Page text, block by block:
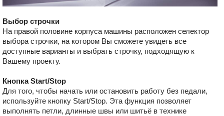
Выбор строчки
На правой половине корпуса машины расположен селектор
выбора строчки, на котором Вы сможете увидеть все
доступные варианты и выбрать строчку, подходящую к
Вашему проекту.
Кнопка Start/Stop
Для того, чтобы начать или остановить работу без педали,
используйте кнопку Start/Stop. Эта функция позволяет
выполнять петли, длинные швы или шитьё в технике